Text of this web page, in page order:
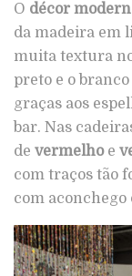
O décor
da madeira em
muita textura
preto e o
graças aos
bar. Nas
de vermelhoe
com traços tão
com aconchego